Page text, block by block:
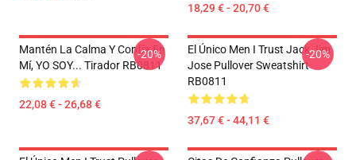
18,29 € - 20,70 €
Mantén La Calma Y Confía En
Mí, YO SOY... Tirador RB0811
22,08 € - 26,68 €
-20%
El Único Men I Trust Jack Jim
Jose Pullover Sweatshirt
RB0811
37,67 € - 44,11 €
-20%